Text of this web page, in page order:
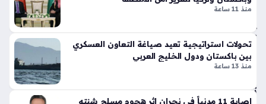
مي
الت
قلي
دي
بلم
ت
الإم
ارا
تية
تح
ذر
تقل
منذ 11 ساعة
تحولات استراتيجية تعيد صياغة التعاون العسكري
بين باكستان ودول الخليج العربي
منذ 13 ساعة
إصابة 11 مدنياً في نجران إثر هجوم مسلح شنته